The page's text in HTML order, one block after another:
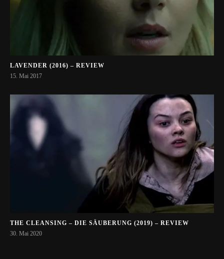
LAVENDER (2016) – REVIEW
15. Mai 2017
THE CLEANSING – DIE SÄUBERUNG (2019) – REVIEW
30. Mai 2020